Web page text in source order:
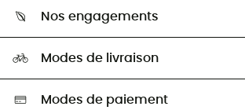
Guide des tailles
Seconde Main
Aide & Contact
HardGuides
Nos engagements
Sélection éco-responsable
Modes de livraison
Modes de paiement